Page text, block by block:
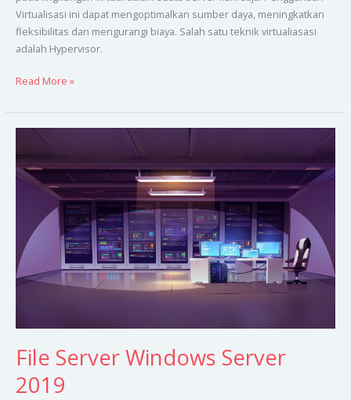
Virtualisasi ini dapat mengoptimalkan sumber daya, meningkatkan
fleksibilitas dan mengurangi biaya. Salah satu teknik virtualiasasi
adalah Hypervisor.
Read More »
File Server Windows Server
2019
Server
Windows
Server